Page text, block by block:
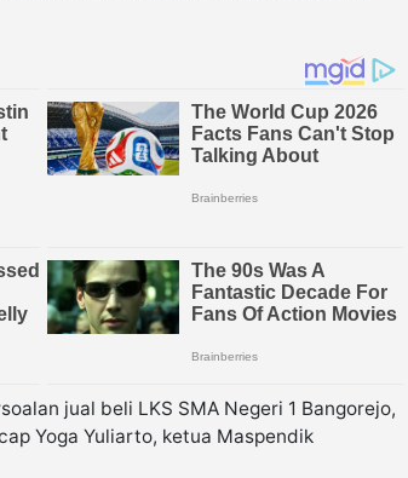
jual beli LKS SMA Negeri 1 Bangorejo,
Yoga Yuliarto, ketua Maspendik